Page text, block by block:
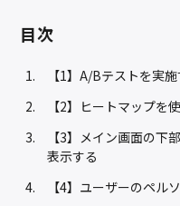
目次
【1】A/Bテストを実
【2】ヒートマップを
【3】メイン画面の下
表示する
【4】ユーザーのペル